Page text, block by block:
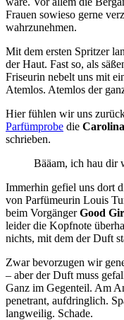
Frauen sowieso gerne
wahrzunehmen.
Mit dem ersten Spritzer
der Haut. Fast so, als
Friseurin nebelt uns mit
Atemlos. Atemlos der
Hier fühlen wir uns
Parfümprobe die
schrieben.
Bääam, ich hau dir
Immerhin gefiel uns dort
von Parfümeurin Louis
beim VorgängerGood
leider die Kopfnote
nichts, mit dem der Duft
Zwar bevorzugen wir
– aber der Duft muss
Ganz im Gegenteil. Am
penetrant, aufdringlich.
langweilig. Schade.